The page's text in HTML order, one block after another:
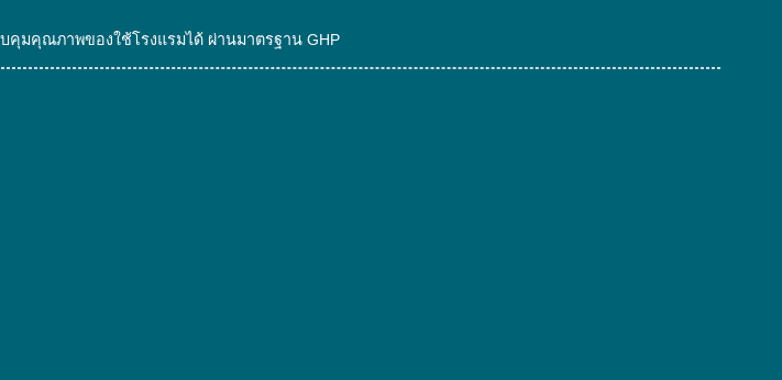
สิ่ง
คุมคุณภาพของใช้โรงแรมได้ ผ่านมาตรฐาน GHP